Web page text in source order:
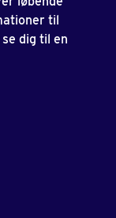
til
dig til en